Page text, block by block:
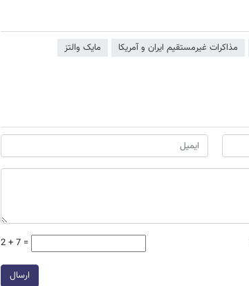
مذاكرات غيرمستقيم ايران و آمریکا
مایک والتز
2 + 7 =
ارسال